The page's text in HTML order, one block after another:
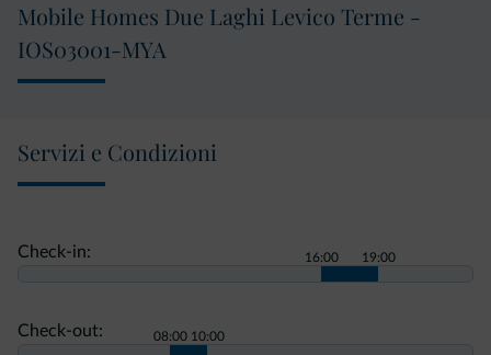
Mobile Homes Due Laghi Levico Terme -
IOS03001-MYA
Servizi e Condizioni
Check-in: 16:00 19:00
Check-out: 08:00 10:00